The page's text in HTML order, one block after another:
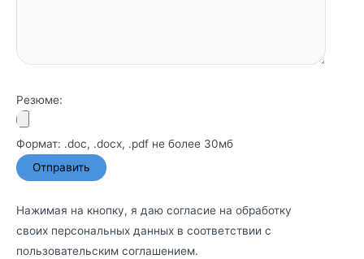
Резюме:
Формат: .doc, .docx, .pdf не более 30мб
Нажимая на кнопку, я даю согласие на обработку
своих персональных данных в соответствии с
пользовательским соглашением.